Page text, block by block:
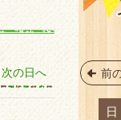
次の日へ 前
日